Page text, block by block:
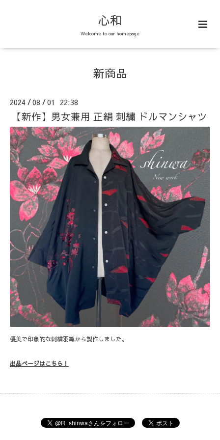
心和
Welcome to our homepage
新商品
2024 /08 /01 22:38
【新作】男女兼用 正絹 刺繍 ドルマンシャツ
優美で印象的な刺繍羽織から製作しました。
出品ページはこちら！